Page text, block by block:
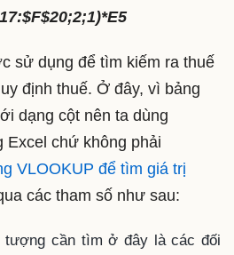
sử dụng để tìm kiếm ra thuế
định thuế. Ở đây, vì bảng
dạng cột nên ta dùng
Excel chứ không phải
VLOOKUP để tìm giá trị
các tham số như sau:
tượng cần tìm ở đây là các đối